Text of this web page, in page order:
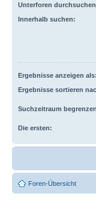
Unterforen
Innerhalb suchen:
Ergebnisse anzeigen als:
Ergebnisse sortieren
Suchzeitraum
Die ersten:
Foren-Übersicht